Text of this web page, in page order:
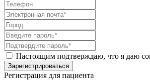
Настоящим подтверждаю, что я даю
Зарегистрироваться
Регистрация для пациента